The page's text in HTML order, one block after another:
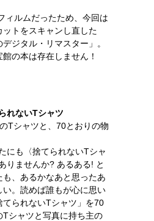
ィルムだったため、今回は
トをスキャンし直した
デジタル・リマスター」。
の本は存在しません！
れないTシャツ
Tシャツと、70とおりの物
にも〈捨てられないTシャ
りませんか? あるある! と
、あるかなあと思ったあ
い。読めば誰もが心に思い
てられないTシャツ」を70
シャツと写真に持ち主の